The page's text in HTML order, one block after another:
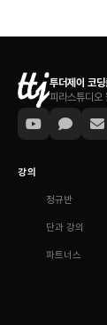
투더제이 코
피라스튜디오
강의
정규반
단과 강의
파트너스